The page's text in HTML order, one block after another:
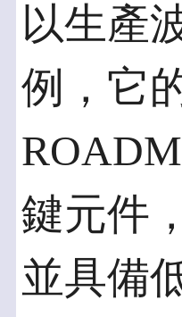
以生產
例，它
鍵元件
並具備